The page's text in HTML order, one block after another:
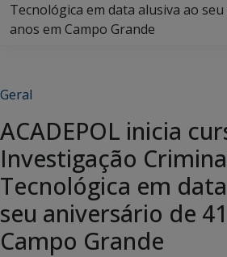
Tecnológica em data alusiva ao
anos em Campo Grande
Geral
ACADEPOL inicia
Investigação
Tecnológica em
seu aniversário de
Campo Grande